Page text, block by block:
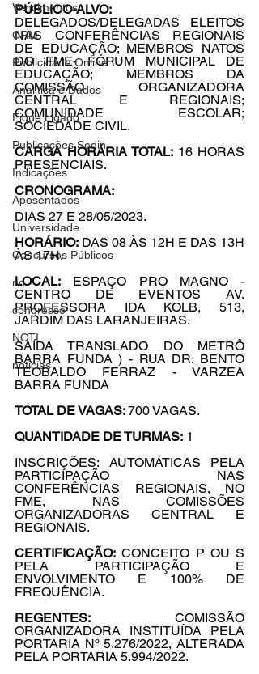
Vencimentos
CRM
Publicidade Online
Analítica e Dados
Fique Ligado
Publicações Sedin
Indicações
Aposentados
Universidade
Concursos Públicos
no
congresso
NOTI
noticias
PÚBLICO-ALVO:
DELEGADOS/DELEGADAS ELEITOS
NAS CONFERÊNCIAS REGIONAIS
DE EDUCAÇÃO; MEMBROS NATOS
DO FME- FÓRUM MUNICIPAL DE
EDUCAÇÃO; MEMBROS DA
COMISSÃO ORGANIZADORA
CENTRAL E REGIONAIS;
COMUNIDADE ESCOLAR;
SOCIEDADE CIVIL.
CARGA HORÁRIA TOTAL: 16 HORAS
PRESENCIAIS.
CRONOGRAMA:
DIAS 27 E 28/05/2023.
HORÁRIO: DAS 08 ÀS 12H E DAS 13H
ÀS 17H.
LOCAL: ESPAÇO PRO MAGNO -
CENTRO DE EVENTOS AV.
PROFESSORA IDA KOLB, 513,
JARDIM DAS LARANJEIRAS.
SAÍDA TRANSLADO DO METRÔ
BARRA FUNDA ) - RUA DR. BENTO
TEOBALDO FERRAZ - VARZEA
BARRA FUNDA
TOTAL DE VAGAS: 700 VAGAS.
QUANTIDADE DE TURMAS: 1
INSCRIÇÕES: AUTOMÁTICAS PELA
PARTICIPAÇÃO NAS
CONFERÊNCIAS REGIONAIS, NO
FME, NAS COMISSÕES
ORGANIZADORAS CENTRAL E
REGIONAIS.
CERTIFICAÇÃO: CONCEITO P OU S
PELA PARTICIPAÇÃO E
ENVOLVIMENTO E 100% DE
FREQUÊNCIA.
REGENTES: COMISSÃO
ORGANIZADORA INSTITUÍDA PELA
PORTARIA Nº 5.276/2022, ALTERADA
PELA PORTARIA 5.994/2022.